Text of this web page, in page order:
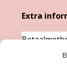
Extra
Garantie &